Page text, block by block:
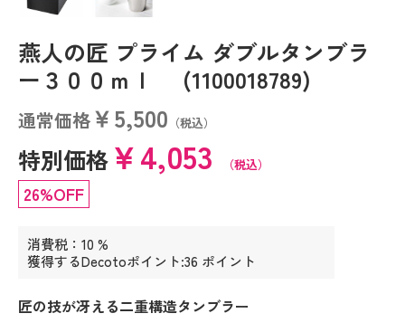
燕人の匠 プライム ダブルタンブラ
ー３００ｍｌ (1100018789)
通常価格￥5,500 （税込）
特別価格￥4,053 （税込）
26%OFF
消費税：10 %
獲得するDecotoポイント:36 ポイント
匠の技が冴える二重構造タンブラー